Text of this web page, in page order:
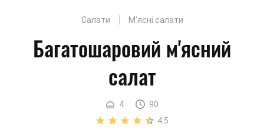
Салати М'ясні салати
Багатошаровий м'ясний
салат
4
90
4.5